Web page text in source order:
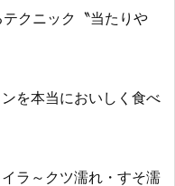
テクニック〝当たりや
を本当においしく食べ
ラ～クツ濡れ・すそ濡